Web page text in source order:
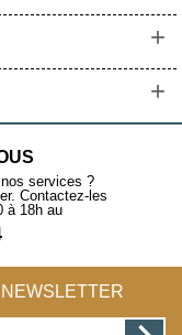
+
+
services ?
Contactez-les
à 18h au